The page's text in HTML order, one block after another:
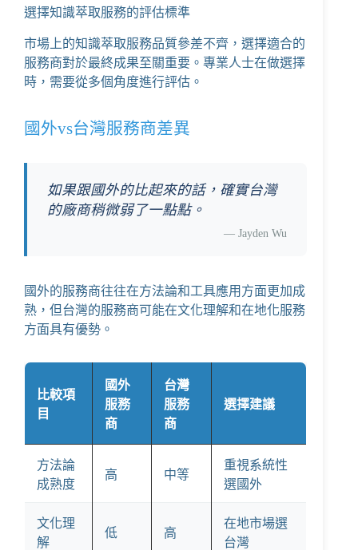
選擇知識萃取服務的評估標準
市場上的知識萃取服務品質參差不齊，選擇適合的
服務商對於最終成果至關重要。專業人士在做選擇
時，需要從多個角度進行評估。
國外vs台灣服務商差異
如果跟國外的比起來的話，確實台灣
的廠商稍微弱了一點點。
—Jayden Wu
國外的服務商往往在方法論和工具應用方面更加成
熟，但台灣的服務商可能在文化理解和在地化服務
方面具有優勢。
比較項
目
國外
服務
商
台灣
服務
商
選擇建議
方法論
成熟度
高 中等
重視系統性
選國外
文化理
解
低 高
在地市場選
台灣